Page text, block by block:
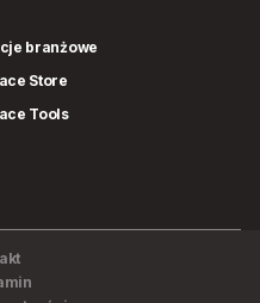
branżowe
Store
Tools